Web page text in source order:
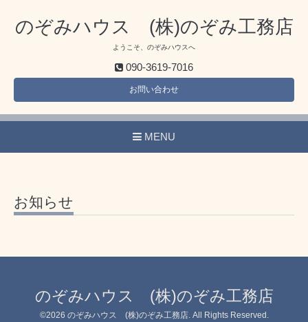
のぞみハウス (株)のぞみ工務店
ようこそ、のぞみハウスへ
090-3619-7016
お問い合わせ
MENU
お知らせ
のぞみハウス (株)のぞみ工務店
©2026 のぞみハウス (株)のぞみ工務店. All Rights Reserved.